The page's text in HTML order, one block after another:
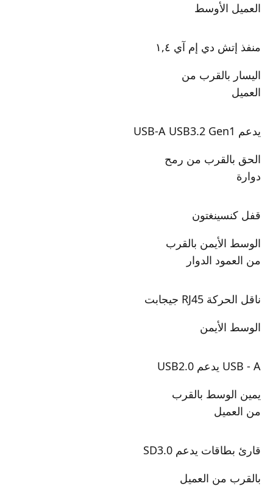
العميل الأوسط
منفذ إتش دي إم آي ١,٤
اليسار بالقرب من
العميل
يدعم USB-A USB3.2 Gen1
الحق بالقرب من رمح
دوارة
قفل كنسينغتون
الوسط الأيمن بالقرب
من العمود الدوار
ناقل الحركة RJ45 جيجابت
الوسط الأيمن
USB - A يدعم USB2.0
يمين الوسط بالقرب
من العميل
قارئ بطاقات يدعم SD3.0
بالقرب من العميل